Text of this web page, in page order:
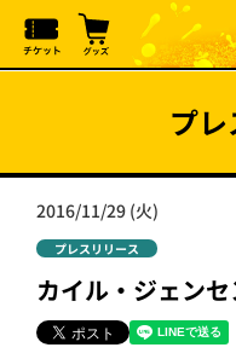
プ
2016/11/29 (火)
プレスリリース
カイル・ジェン